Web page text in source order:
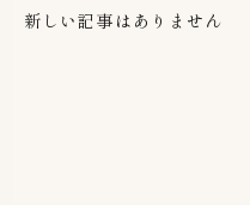
新しい記事はありません